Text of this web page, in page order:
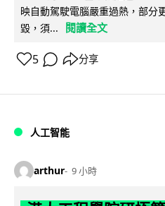
映自動駕駛電腦嚴重過熱，部分
毀，須...
閱讀全文
5 分享
人工智能
arthur 9 小時